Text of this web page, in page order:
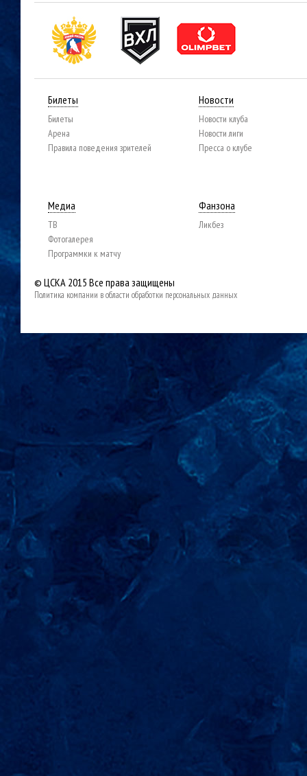
Билеты
Билеты
Арена
Правила поведения зрителей
Новости
Новости клуба
Новости лиги
Пресса о клубе
Медиа
ТВ
Фотогалерея
Программки к матчу
Фанзона
Ликбез
© ЦСКА 2015 Все права защищены
Политика компании в области обработки персональных данных